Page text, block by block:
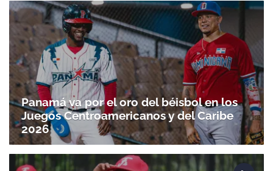
Panamá va por el oro del béisbol en los
Juegos Centroamericanos y del Caribe
2026